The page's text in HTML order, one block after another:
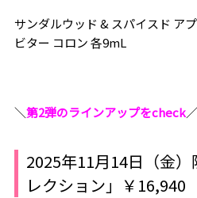
サンダルウッド & スパイスド ア
ビター コロン 各9mL
＼第2弾のラインアップをcheck／
2025年11月14日（金
レクション」￥16,940